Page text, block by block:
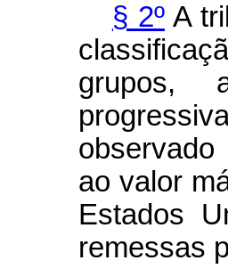
§ 2ºA
grupos,
ao valor
Estados
remessas